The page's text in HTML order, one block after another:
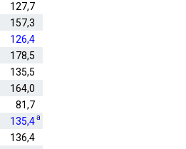
127,7
157,3
126,4
178,5
135,5
164,0
81,7
135,4a
136,4